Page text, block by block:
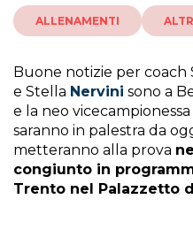
ALLENAMENTI
Buone notizie per coach
e Stella Nervini sono a
e la neo
saranno in palestra da
metteranno alla prova
congiunto in
Trento nel Palazzetto